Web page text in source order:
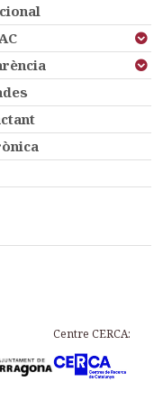
Centre CERCA: